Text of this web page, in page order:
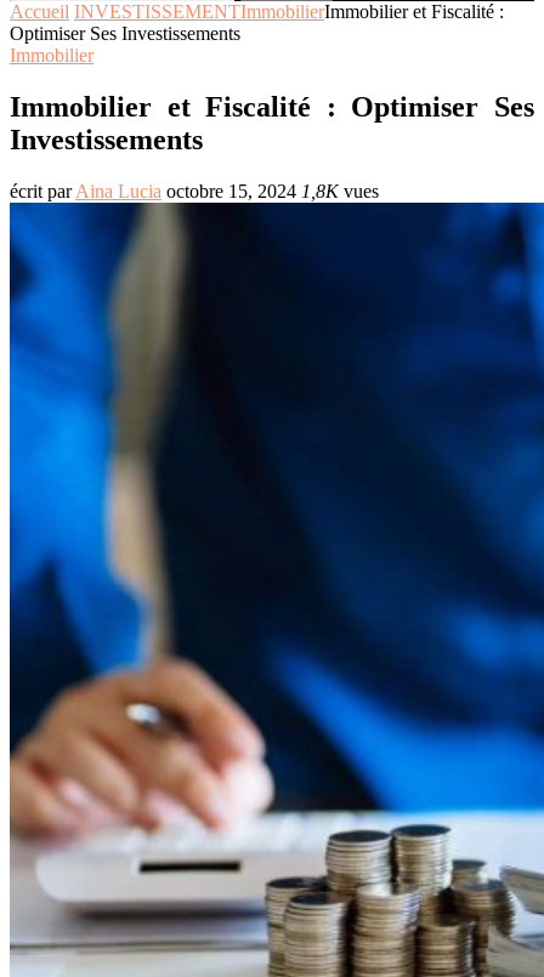
Accueil INVESTISSEMENTImmobilierImmobilier et Fiscalité :
Optimiser Ses Investissements
Immobilier
Immobilier et Fiscalité : Optimiser Ses
Investissements
écrit parAina Lucia octobre 15, 2024 1,8Kvues